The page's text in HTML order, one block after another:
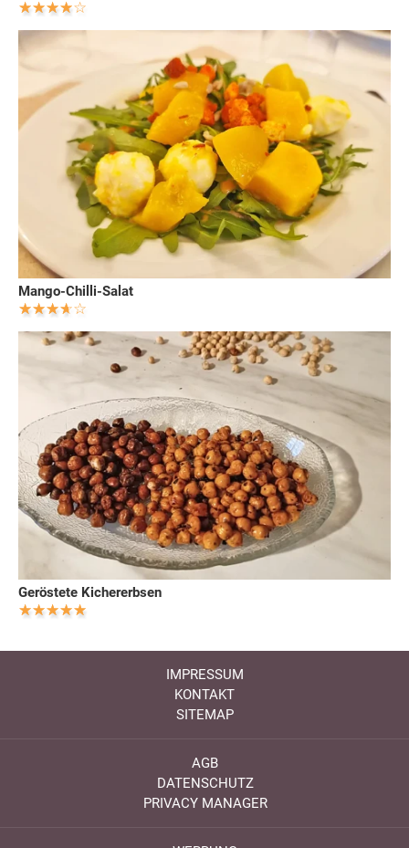
Mango-Chilli-Salat
Geröstete Kichererbsen
IMPRESSUM
KONTAKT
SITEMAP
AGB
DATENSCHUTZ
PRIVACY MANAGER